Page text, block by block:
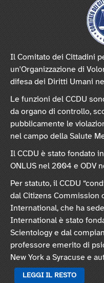
Il Comitato dei Cittadini
un'Organizzazione di
difesa dei Diritti Umani
Le funzioni del CCDU
da organo di controllo,
pubblicamente le
nel campo della Salute
Il CCDU è stato fondato
ONLUS nel 2004 e ODV
Per statuto, il CCDU
dal Citizens Commission
International, che ha
International è stato
Scientology e dal
professore emerito di
New York a Syracuse e
LEGGI IL RESTO